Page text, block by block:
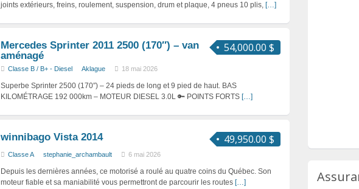
joints extérieurs, freins, roulement, suspension, drum et plaque, 4 pneus 10 plis, […]
54,000.00 $
Mercedes Sprinter 2011 2500 (170″) – van
aménagé
Classe B / B+ - Diesel Aklague 18 mai 2026
Superbe Sprinter 2500 (170″) – 24 pieds de long et 9 pied de haut. BAS
KILOMÉTRAGE 192 000km – MOTEUR DIESEL 3.0L 🔑 POINTS FORTS […]
49,950.00 $
winnibago Vista 2014
Classe A stephanie_archambault 6 mai 2026
Depuis les dernières années, ce motorisé a roulé au quatre coins du Québec. Son
moteur fiable et sa maniabilité vous permettront de parcourir les routes […]